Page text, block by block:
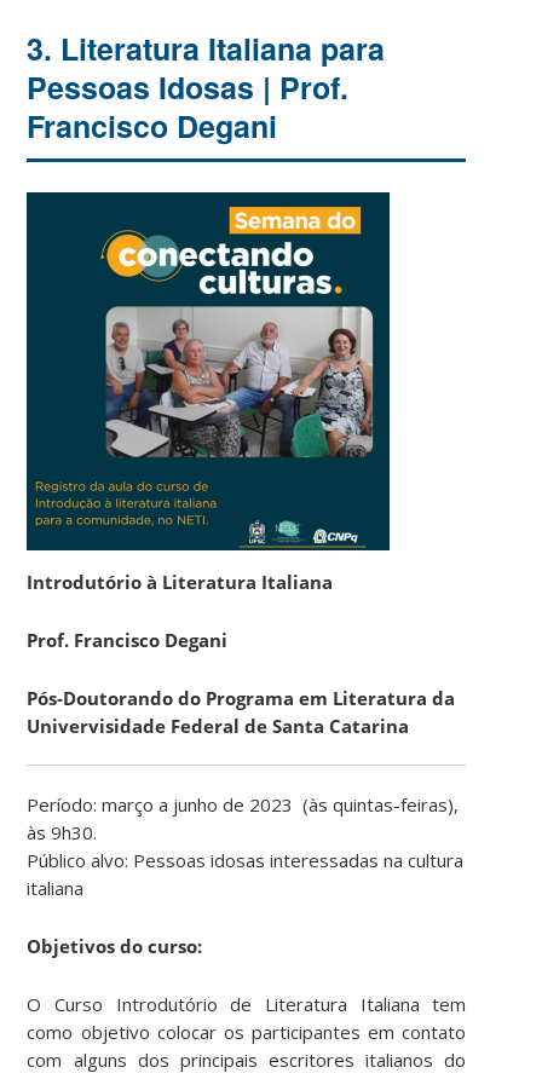
3. Literatura Italiana para
Pessoas Idosas | Prof.
Francisco Degani
Introdutório à Literatura Italiana
Prof. Francisco Degani
Pós-Doutorando do Programa em Literatura da
Univervisidade Federal de Santa Catarina
Período: março a junho de 2023 (às quintas-feiras),
às 9h30.
Público alvo: Pessoas idosas interessadas na cultura
italiana
Objetivos do curso:
O Curso Introdutório de Literatura Italiana tem
como objetivo colocar os participantes em contato
com alguns dos principais escritores italianos do